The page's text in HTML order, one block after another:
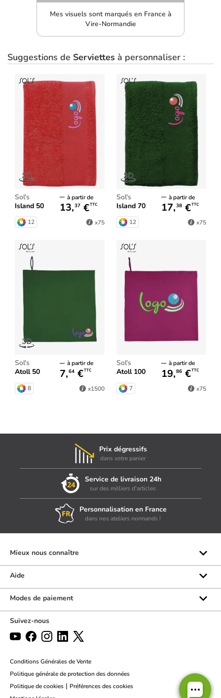
Mes visuels sont marqués en France à
Vire-Normandie
Suggestions de Serviettes à personnaliser :
Sol's
Island 50
à partir de
13,37 €TTC
12 x75
Sol's
Island 70
à partir de
17,38 €TTC
12 x75
Sol's
Atoll 50
à partir de
7,64 €TTC
8 x1500
Sol's
Atoll 100
à partir de
19,86 €TTC
7 x75
Prix dégressifs
dans votre panier
Service de livraison 24h
sur des milliers d'articles
Personnalisation en France
dans nos ateliers normands !
Mieux nous connaître
Qui sommes-nous ?
Les marques
Aide
Rubrique d'aide
Formulaire de contact
Par chat
Politique des retours
Modes de paiement
Suivez-nous
Conditions Générales de Vente
Politique générale de protection des données
Politique de cookies | Préférences des cookies